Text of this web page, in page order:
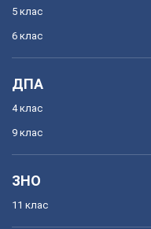
5 клас
6 клас
ДПА
4 клас
9 клас
ЗНО
11 клас